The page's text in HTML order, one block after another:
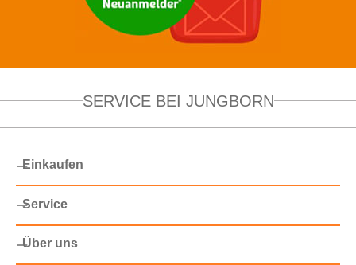
SERVICE BEI JUNGBORN
Einkaufen
Service
Über uns